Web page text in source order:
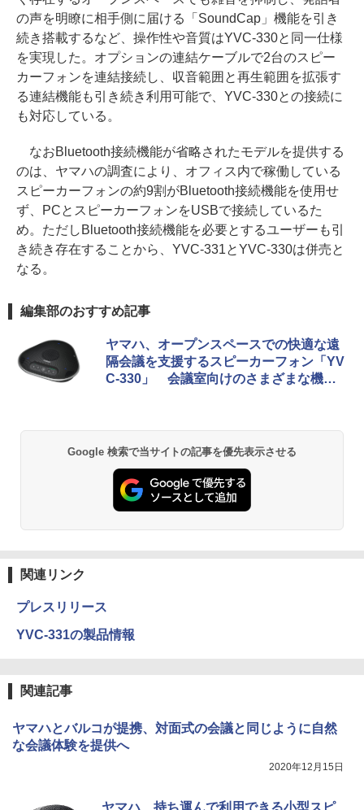
の声を明瞭に相手側に届ける「SoundCap」機能を引き
続き搭載するなど、操作性や音質はYVC-330と同一仕様
を実現した。オプションの連結ケーブルで2台のスピー
カーフォンを連結接続し、収音範囲と再生範囲を拡張す
る連結機能も引き続き利用可能で、YVC-330との接続に
も対応している。
なおBluetooth接続機能が省略されたモデルを提供する
のは、ヤマハの調査により、オフィス内で稼働している
スピーカーフォンの約9割がBluetooth接続機能を使用せ
ず、PCとスピーカーフォンをUSBで接続しているた
め。ただしBluetooth接続機能を必要とするユーザーも引
き続き存在することから、YVC-331とYVC-330は併売と
なる。
編集部のおすすめ記事
ヤマハ、オープンスペースでの快適な遠
隔会議を支援するスピーカーフォン「YV
C-330」 会議室向けのさまざまな機能
Google 検索で当サイトの記事を優先表示させる
関連リンク
プレスリリース
YVC-331の製品情報
関連記事
ヤマハとバルコが提携、対面式の会議と同じように自然
な会議体験を提供へ
2020年12月15日
ヤマハ、持ち運んで利用できる小型スピ